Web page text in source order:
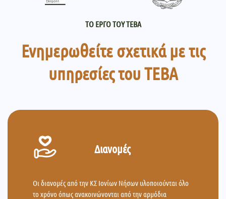
ΤΟ ΕΡΓΟ ΤΟΥ ΤΕΒΑ
Ενημερωθείτε σχετικά με τις
υπηρεσίες του ΤΕΒΑ
Διανομές
Οι διανομές από την ΚΣ Ιονίων Νήσων υλοποιούνται όλο
το χρόνο όπως ανακοινώνονται από την αρμόδια